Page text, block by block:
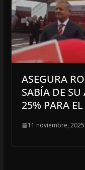
ASEGURA
SABÍA DE
25% PARA
11 noviembre, 2025